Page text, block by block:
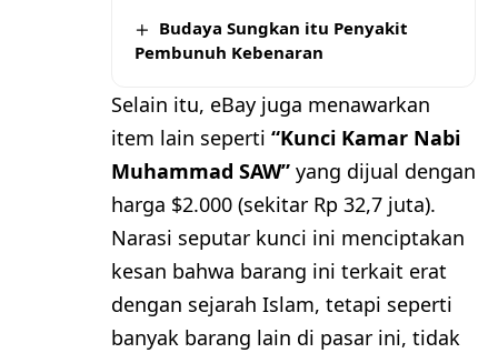
Budaya Sungkan itu Penyakit
Pembunuh Kebenaran
Selain itu, eBay juga menawarkan
item lain seperti “Kunci Kamar Nabi
Muhammad SAW” yang dijual dengan
harga $2.000 (sekitar Rp 32,7 juta).
Narasi seputar kunci ini menciptakan
kesan bahwa barang ini terkait erat
dengan sejarah Islam, tetapi seperti
banyak barang lain di pasar ini, tidak